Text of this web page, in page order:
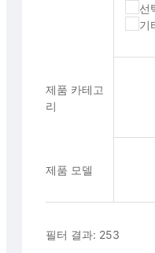
선
기
제품 카테고
리
제품 모델
필터 결과: 253